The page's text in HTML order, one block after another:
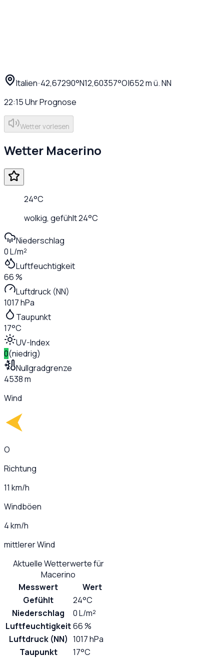
Italien··42,67290°N12,60357°O|652m ü. NN
22:15UhrPrognose
Wetter vorlesen
Wetter Macerino
24°C
wolkig, gefühlt24°C
Niederschlag
0 L/m²
Luftfeuchtigkeit
66 %
Luftdruck (NN)
1017 hPa
Taupunkt
17°C
UV-Index
0(niedrig)
Nullgradgrenze
4538 m
Wind
O
Richtung
11 km/h
Windböen
4 km/h
mittlerer Wind
Aktuelle Wetterwerte für
Macerino
Messwert
Wert
Gefühlt
24°C
Niederschlag
0 L/m²
Luftfeuchtigkeit66 %
Luftdruck (NN) 1017 hPa
Taupunkt
17°C